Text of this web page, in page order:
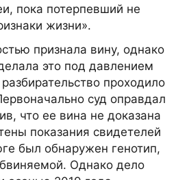
пока потерпевший не
жизни».
признала вину, однако
это под давлением
проходило
суд оправдал
что ее вина не доказана
показания свидетелей
был обнаружен генотип,
Однако дело